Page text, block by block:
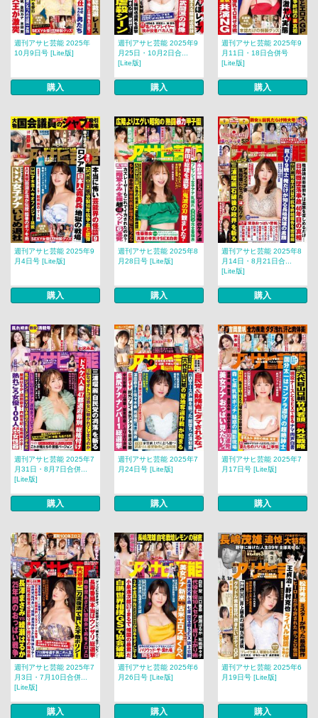
週刊アサヒ芸能 2025年
10月9日号 [Lite版]
購入
週刊アサヒ芸能 2025年9
月25日・10月2日合...
[Lite版]
購入
週刊アサヒ芸能 2025年9
月11日・18日合併号
[Lite版]
購入
週刊アサヒ芸能 2025年9
月4日号 [Lite版]
購入
週刊アサヒ芸能 2025年8
月28日号 [Lite版]
購入
週刊アサヒ芸能 2025年8
月14日・8月21日合...
[Lite版]
購入
週刊アサヒ芸能 2025年7
月31日・8月7日合併...
[Lite版]
購入
週刊アサヒ芸能 2025年7
月24日号 [Lite版]
購入
週刊アサヒ芸能 2025年7
月17日号 [Lite版]
購入
週刊アサヒ芸能 2025年7
月3日・7月10日合併...
[Lite版]
購入
週刊アサヒ芸能 2025年6
月26日号 [Lite版]
購入
週刊アサヒ芸能 2025年6
月19日号 [Lite版]
購入